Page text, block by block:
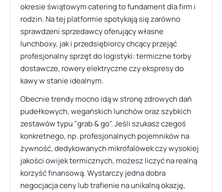
okresie świątowym catering to fundament dla firm i
rodzin. Na tej platformie spotykają się zarówno
sprawdzeni sprzedawcy oferujący własne
lunchboxy, jak i przedsiębiorcy chcący przejąć
profesjonalny sprzęt do logistyki: termiczne torby
dostawcze, rowery elektryczne czy ekspresy do
kawy w stanie idealnym.
Obecnie trendy mocno idą w stronę zdrowych dań
pudełkowych, wegańskich lunchów oraz szybkich
zestawów typu "grab & go". Jeśli szukasz czegoś
konkretnego, np. profesjonalnych pojemników na
żywność, dedykowanych mikrofalówek czy wysokiej
jakości owijek termicznych, możesz liczyć na realną
korzyść finansową. Wystarczy jedna dobra
negocjacja ceny lub trafienie na unikalną okazję,